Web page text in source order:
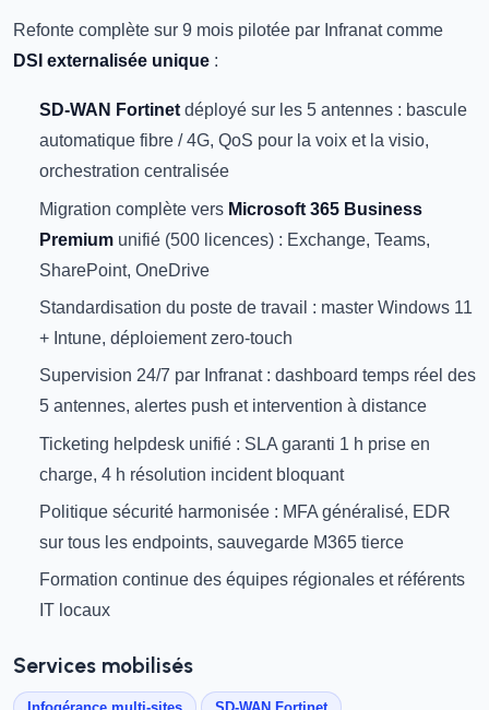
Refonte complète sur 9 mois pilotée par Infranat comme
DSI externalisée unique :
SD-WAN Fortinet déployé sur les 5 antennes : bascule
automatique fibre / 4G, QoS pour la voix et la visio,
orchestration centralisée
Migration complète vers Microsoft 365 Business
Premium unifié (500 licences) : Exchange, Teams,
SharePoint, OneDrive
Standardisation du poste de travail : master Windows 11
+ Intune, déploiement zero-touch
Supervision 24/7 par Infranat : dashboard temps réel des
5 antennes, alertes push et intervention à distance
Ticketing helpdesk unifié : SLA garanti 1 h prise en
charge, 4 h résolution incident bloquant
Politique sécurité harmonisée : MFA généralisé, EDR
sur tous les endpoints, sauvegarde M365 tierce
Formation continue des équipes régionales et référents
IT locaux
Services mobilisés